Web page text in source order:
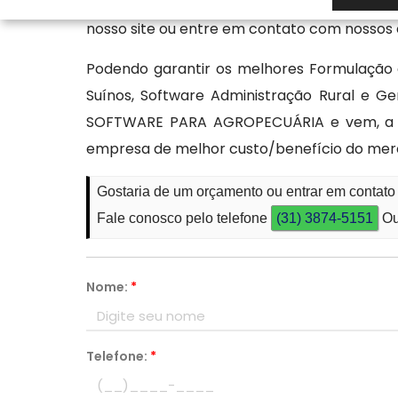
nosso site ou entre em contato com nossos
Podendo garantir os melhores
Suínos, Software Administração Rural e
SOFTWARE PARA AGROPECUÁRIA e
empresa de melhor custo/benefício do
Gostaria de um orçamento ou entrar em
Fale conosco pelo telefone
(31) 3874-5151
Nome: *
Telefone: *